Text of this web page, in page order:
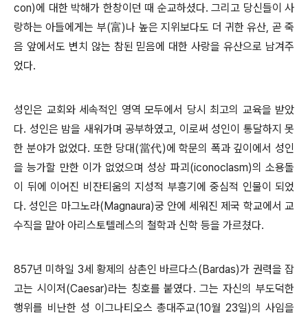
con)에 대한 박해가 한창이던 때 순교하셨다. 그리고 당신들이 사
랑하는 아들에게는 부(富)나 높은 지위보다도 더 귀한 유산, 곧 죽
음 앞에서도 변치 않는 참된 믿음에 대한 사랑을 유산으로 남겨주
었다.
성인은 교회와 세속적인 영역 모두에서 당시 최고의 교육을 받았
다. 성인은 밤을 새워가며 공부하였고, 이로써 성인이 통달하지 못
한 분야가 없었다. 또한 당대(當代)에 학문의 폭과 깊이에서 성인
을 능가할 만한 이가 없었으며 성상 파괴(iconoclasm)의 소용돌
이 뒤에 이어진 비잔티움의 지성적 부흥기에 중심적 인물이 되었
다. 성인은 마그노라(Magnaura)궁 안에 세워진 제국 학교에서 교
수직을 맡아 아리스토텔레스의 철학과 신학 등을 가르쳤다.
857년 미하일 3세 황제의 삼촌인 바르다스(Bardas)가 권력을 잡
고는 시이저(Caesar)라는 칭호를 붙였다. 그는 자신의 부도덕한
행위를 비난한 성 이그나티오스 총대주교(10월 23일)의 사임을